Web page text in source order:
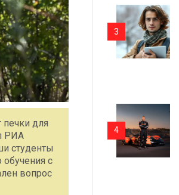
печки для
РИА
студенты
с
вопрос
3
4